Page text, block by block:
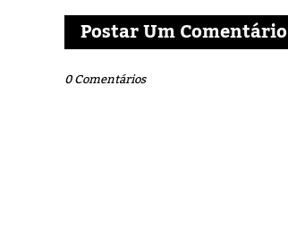
Postar Um Comentário
0 Comentários